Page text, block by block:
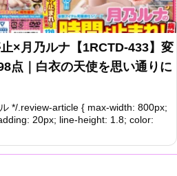
×月乃ルナ【1RCTD-433】変
点｜白衣の天使を思い通りに
*/.review-article { max-width: 800px;
20px; line-height: 1.8; color: